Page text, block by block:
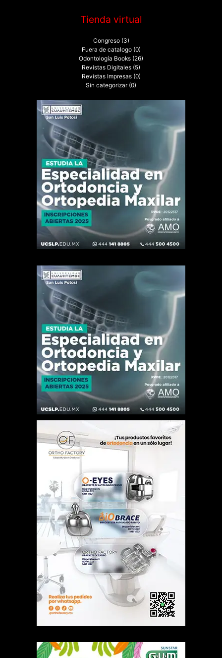
Tienda virtual
Congreso (3)
Fuera de catalogo (0)
Odontología Books (26)
Revistas Digitales (5)
Revistas Impresas (0)
Sin categorizar (0)